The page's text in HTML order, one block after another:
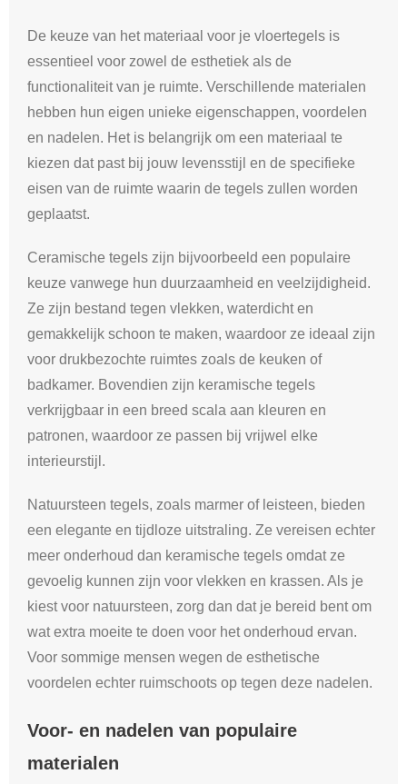
De keuze van het materiaal voor je vloertegels is
essentieel voor zowel de esthetiek als de
functionaliteit van je ruimte. Verschillende materialen
hebben hun eigen unieke eigenschappen, voordelen
en nadelen. Het is belangrijk om een materiaal te
kiezen dat past bij jouw levensstijl en de specifieke
eisen van de ruimte waarin de tegels zullen worden
geplaatst.
Ceramische tegels zijn bijvoorbeeld een populaire
keuze vanwege hun duurzaamheid en veelzijdigheid.
Ze zijn bestand tegen vlekken, waterdicht en
gemakkelijk schoon te maken, waardoor ze ideaal zijn
voor drukbezochte ruimtes zoals de keuken of
badkamer. Bovendien zijn keramische tegels
verkrijgbaar in een breed scala aan kleuren en
patronen, waardoor ze passen bij vrijwel elke
interieurstijl.
Natuursteen tegels, zoals marmer of leisteen, bieden
een elegante en tijdloze uitstraling. Ze vereisen echter
meer onderhoud dan keramische tegels omdat ze
gevoelig kunnen zijn voor vlekken en krassen. Als je
kiest voor natuursteen, zorg dan dat je bereid bent om
wat extra moeite te doen voor het onderhoud ervan.
Voor sommige mensen wegen de esthetische
voordelen echter ruimschoots op tegen deze nadelen.
Voor- en nadelen van populaire
materialen